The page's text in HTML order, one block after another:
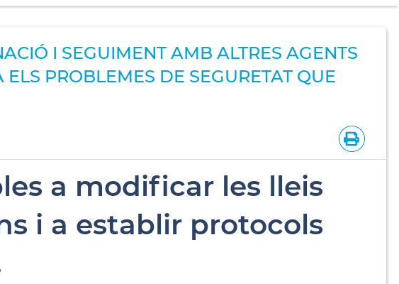
I SEGUIMENT AMB ALTRES AGENTS
PROBLEMES DE SEGURETAT QUE
a modificar les lleis
i a establir protocols